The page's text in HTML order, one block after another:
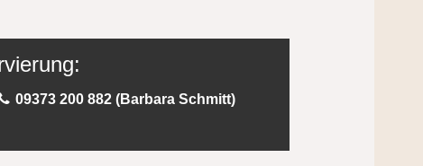
09373 200 882 (Barbara Schmitt)